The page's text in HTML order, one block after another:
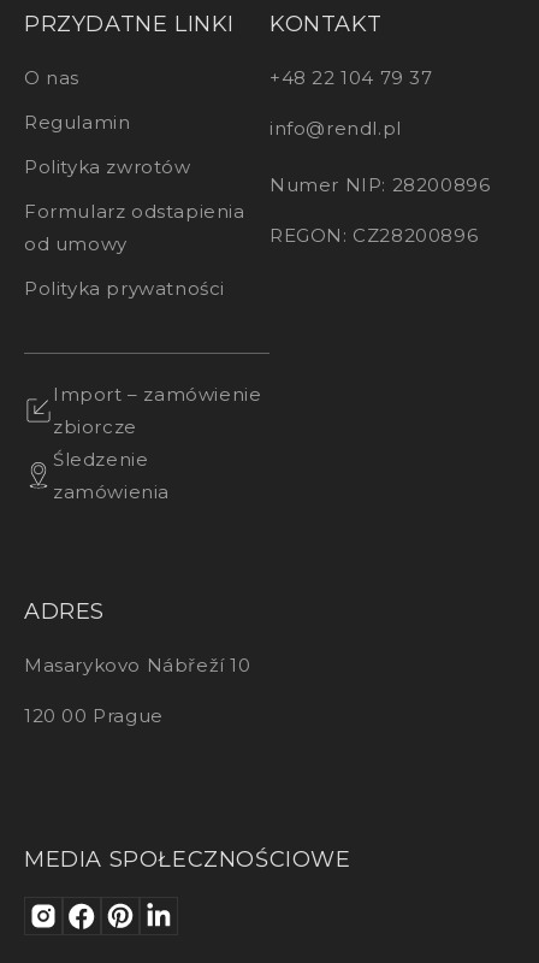
PRZYDATNE LINKI
O nas
Regulamin
Polityka zwrotów
Formularz odstapienia
od umowy
Polityka prywatności
Import – zamówienie
zbiorcze
Śledzenie
zamówienia
KONTAKT
+48 22 104 79 37
info@rendl.pl
Numer NIP: 28200896
REGON: CZ28200896
ADRES
Masarykovo Nábřeží 10
120 00 Prague
MEDIA SPOŁECZNOŚCIOWE